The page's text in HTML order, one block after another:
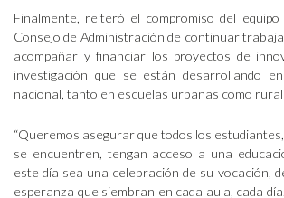
Finalmente, reiteró el compromiso del equipo
Consejo de Administración de continuar
acompañar y financiar los proyectos de
investigación que se están desarrollando
nacional, tanto en escuelas urbanas como
“Queremos asegurar que todos los
se encuentren, tengan acceso a una
este día sea una celebración de su vocación,
esperanza que siembran en cada aula, cada